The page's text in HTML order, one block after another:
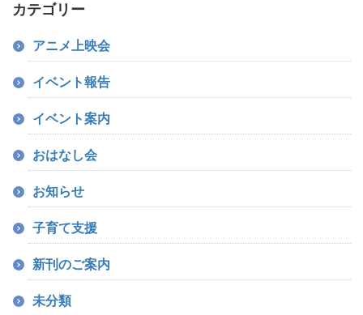
カテゴリー
アニメ上映会
イベント報告
イベント案内
おはなし会
お知らせ
子育て支援
新刊のご案内
未分類